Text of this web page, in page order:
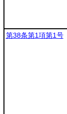
第38条第1項第1号